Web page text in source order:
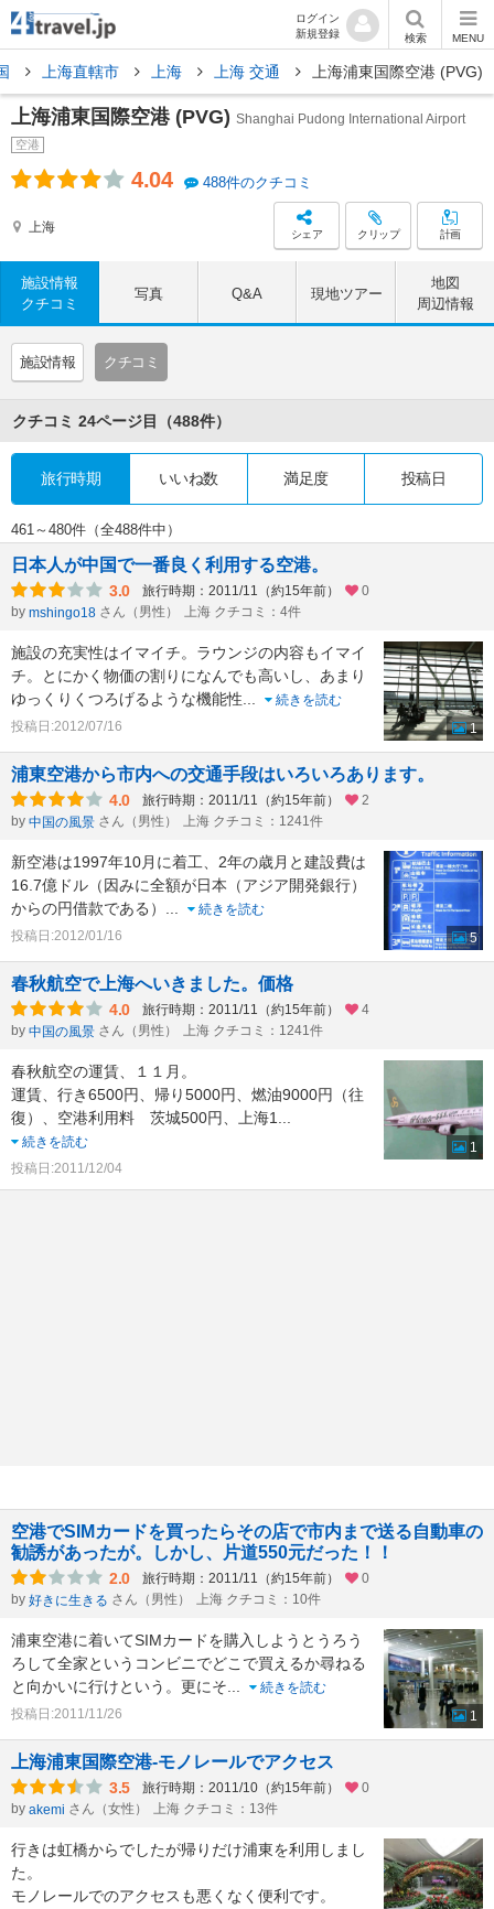
ログイン
新規登録
検索 MENU
上海直轄市 上海 上海 交通 上海浦東国際空港 (PVG)
上海浦東国際空港 (PVG) Shanghai Pudong International Airport
空港
4.04 488件のクチコミ
上海 シェア クリップ 計画
施設情報
クチコミ
写真 Q&A 現地ツアー
地図
周辺情報
施設情報 クチコミ
クチコミ 24ページ目 （488件）
旅行時期 いいね数 満足度 投稿日
461～480件（全488件中）
日本人が中国で一番良く利用する空港。
3.0 旅行時期：2011/11（約15年前）
0
by mshingo18 さん（男性） 上海 クチコミ：4件
施設の充実性はイマイチ。ラウンジの内容もイマイ
チ。とにかく物価の割りになんでも高いし、あまり
ゆっくりくつろげるような機能性...
続きを読む
投稿日:2012/07/16
1
浦東空港から市内への交通手段はいろいろあります。
4.0 旅行時期：2011/11（約15年前）
2
by 中国の風景 さん（男性） 上海 クチコミ：1241件
新空港は1997年10月に着工、2年の歳月と建設費は
16.7億ドル（因みに全額が日本（アジア開発銀行）
からの円借款である） ...
続きを読む
投稿日:2012/01/16
5
春秋航空で上海へいきました。価格
4.0 旅行時期：2011/11（約15年前）
4
by 中国の風景 さん（男性） 上海 クチコミ：1241件
春秋航空の運賃、１１月。
運賃、行き6500円、帰り5000円、燃油9000円（往
復）、空港利用料 茨城500円、上海1...
続きを読む
投稿日:2011/12/04
1
空港でSIMカードを買ったらその店で市内まで送る自動車の
勧誘があったが。しかし、片道550元だった！！
2.0 旅行時期：2011/11（約15年前）
0
by 好きに生きる さん（男性） 上海 クチコミ：10件
浦東空港に着いてSIMカードを購入しようとうろう
ろして全家というコンビニでどこで買えるか尋ねる
と向かいに行けという。更にそ...
続きを読む
投稿日:2011/11/26
1
上海浦東国際空港-モノレールでアクセス
3.5 旅行時期：2011/10（約15年前）
0
by akemi さん（女性） 上海 クチコミ：13件
行きは虹橋からでしたが帰りだけ浦東を利用しまし
た。
モノレールでのアクセスも悪くなく便利です。